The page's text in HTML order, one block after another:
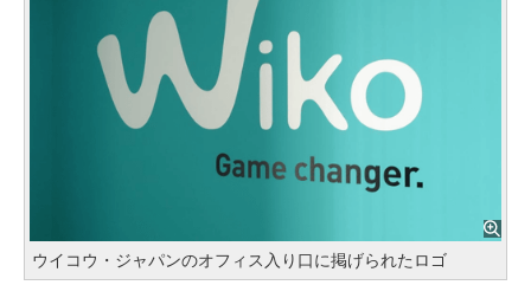
ウイコウ・ジャパンのオフィス入り口に掲げられたロゴ